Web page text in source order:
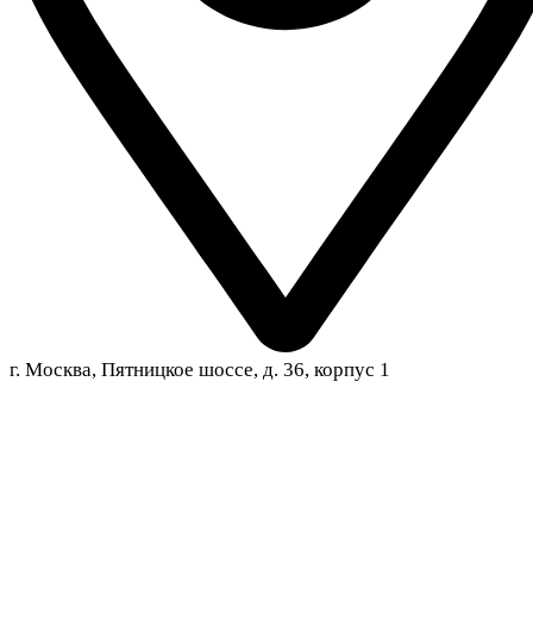
г. Москва, Пятницкое шоссе, д. 36, корпус 1